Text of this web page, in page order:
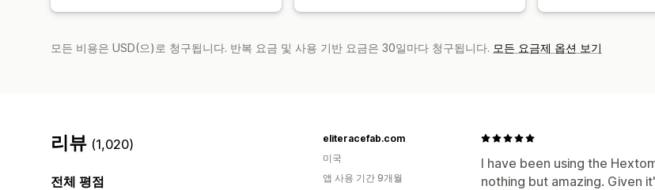
모든 비용은 USD(으)로 청구됩니다. 반복 요금 및 사용 기반 요금은 30일마다 청구됩니다. 모든 요금제 옵션 보기
리뷰 (1,020)
전체 평점
I have been using the
nothing but amazing. Given
eliteracefab.com
미국
앱 사용 기간 9개월